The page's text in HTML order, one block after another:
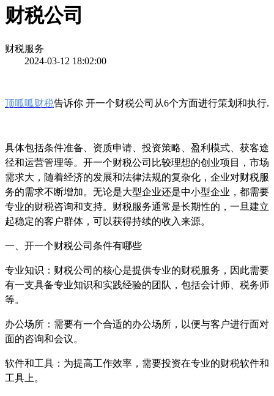
财税公司
财税服务
2024-03-12 18:02:00
顶呱呱财税告诉你 开一个财税公司从6个方面进行策划和执行.
具体包括条件准备、资质申请、投资策略、盈利模式、获客途
径和运营管理等。开一个财税公司比较理想的创业项目，市场
需求大，随着经济的发展和法律法规的复杂化，企业对财税服
务的需求不断增加。无论是大型企业还是中小型企业，都需要
专业的财税咨询和支持。财税服务通常是长期性的，一旦建立
起稳定的客户群体，可以获得持续的收入来源。
一、开一个财税公司条件有哪些
专业知识：财税公司的核心是提供专业的财税服务，因此需要
有一支具备专业知识和实践经验的团队，包括会计师、税务师
等。
办公场所：需要有一个合适的办公场所，以便与客户进行面对
面的咨询和会议。
软件和工具：为提高工作效率，需要投资在专业的财税软件和
工具上。